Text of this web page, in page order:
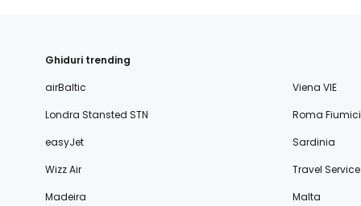
Ghiduri trending
airBaltic
Viena VIE
Londra Stansted STN
Roma
easyJet
Sardinia
Wizz Air
Travel Service
Madeira
Malta